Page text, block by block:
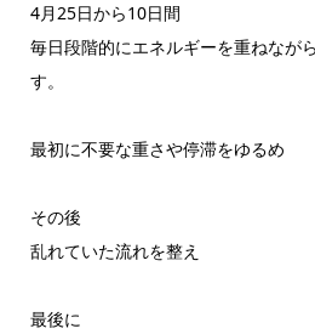
4月25日から10日間
毎日段階的にエネルギーを重ねなが
す。
最初に不要な重さや停滞をゆるめ
その後
乱れていた流れを整え
最後に